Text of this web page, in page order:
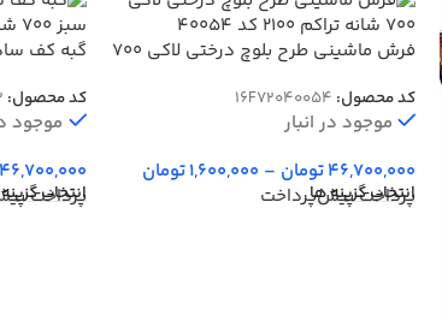
فرش ماشینی طرح بلوچ درختی لاکی 700
کد محصول: 16F72040054
موجود در انبار
46,700,000تومان –
1,600,000تومان
انتخاب گزینه ها
پرداخت پیش‌پرداخت
گبه کف
کد محصول:
موجود
46,700,000
انتخاب
پرداخت